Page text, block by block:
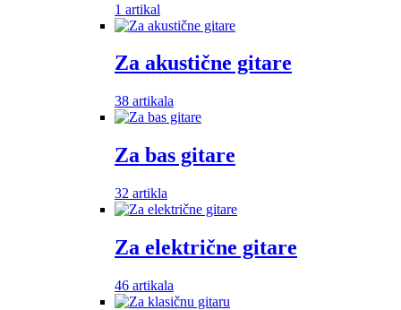
1 artikal
Za akustične gitare
38 artikala
Za bas gitare
32 artikla
Za električne gitare
46 artikala